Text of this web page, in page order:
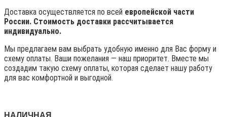
Доставка осуществляется по всей европейской части
России. Стоимость доставки рассчитывается
индивидуально.
Мы предлагаем вам выбрать удобную именно для Вас форму и
схему оплаты. Ваши пожелания — наш приоритет. Вместе мы
создадим такую схему оплаты, которая сделает нашу работу
для вас комфортной и выгодной.